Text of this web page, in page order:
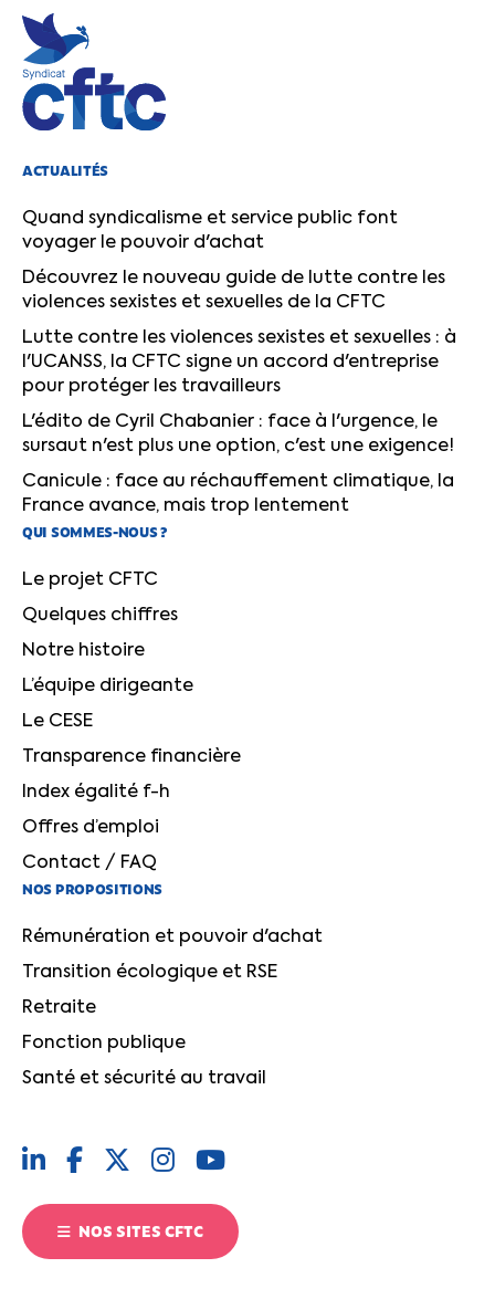
ACTUALITÉS
Quand syndicalisme et service public font
voyager le pouvoir d'achat
Découvrez le nouveau guide de lutte contre les
violences sexistes et sexuelles de la CFTC
Lutte contre les violences sexistes et sexuelles : à
l'UCANSS, la CFTC signe un accord d'entreprise
pour protéger les travailleurs
L'édito de Cyril Chabanier : face à l'urgence, le
sursaut n'est plus une option, c'est une exigence!
Canicule : face au réchauffement climatique, la
France avance, mais trop lentement
QUI SOMMES-NOUS ?
Le projet CFTC
Quelques chiffres
Notre histoire
L’équipe dirigeante
Le CESE
Transparence financière
Index égalité f-h
Offres d’emploi
Contact / FAQ
NOS PROPOSITIONS
Rémunération et pouvoir d'achat
Transition écologique et RSE
Retraite
Fonction publique
Santé et sécurité au travail
NOS SITES CFTC